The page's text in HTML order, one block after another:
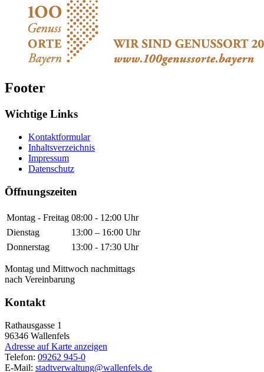
Footer
Wichtige Links
Kontaktformular
Inhaltsverzeichnis
Impressum
Datenschutz
Öffnungszeiten
Montag - Freitag 08:00 - 12:00 Uhr
Dienstag
13:00 – 16:00 Uhr
Donnerstag
13:00 - 17:30 Uhr
Montag und Mittwoch nachmittags
nach Vereinbarung
Kontakt
Rathausgasse 1
96346 Wallenfels
Adresse auf Karte anzeigen
Telefon: 09262 945-0
E-Mail: stadtverwaltung@wallenfels.de